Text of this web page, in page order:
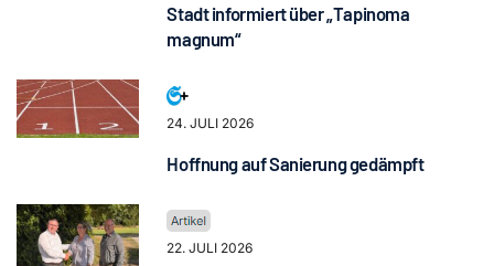
Stadt informiert über „Tapinoma
magnum“
24. JULI 2026
Hoffnung auf Sanierung gedämpft
22. JULI 2026